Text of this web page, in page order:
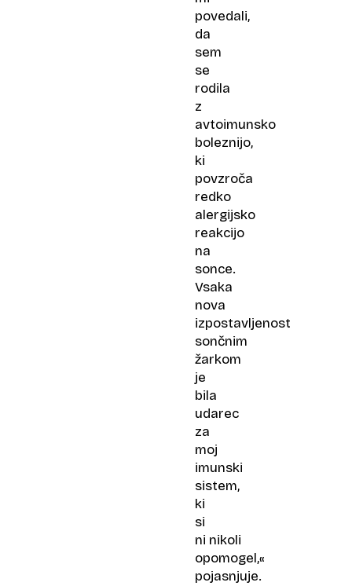
povedali,
da
sem
se
rodila
z
avtoimunsko
boleznijo,
ki
povzroča
redko
alergijsko
reakcijo
na
sonce.
Vsaka
nova
izpostavljenost
sončnim
žarkom
je
bila
udarec
za
moj
imunski
sistem,
ki
si
ni nikoli
opomogel,«
pojasnjuje.